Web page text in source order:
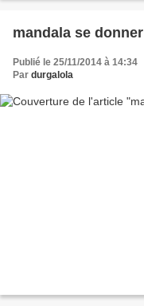
mandala se donner
Publié le 25/11/2014 à 14:34
Par durgalola